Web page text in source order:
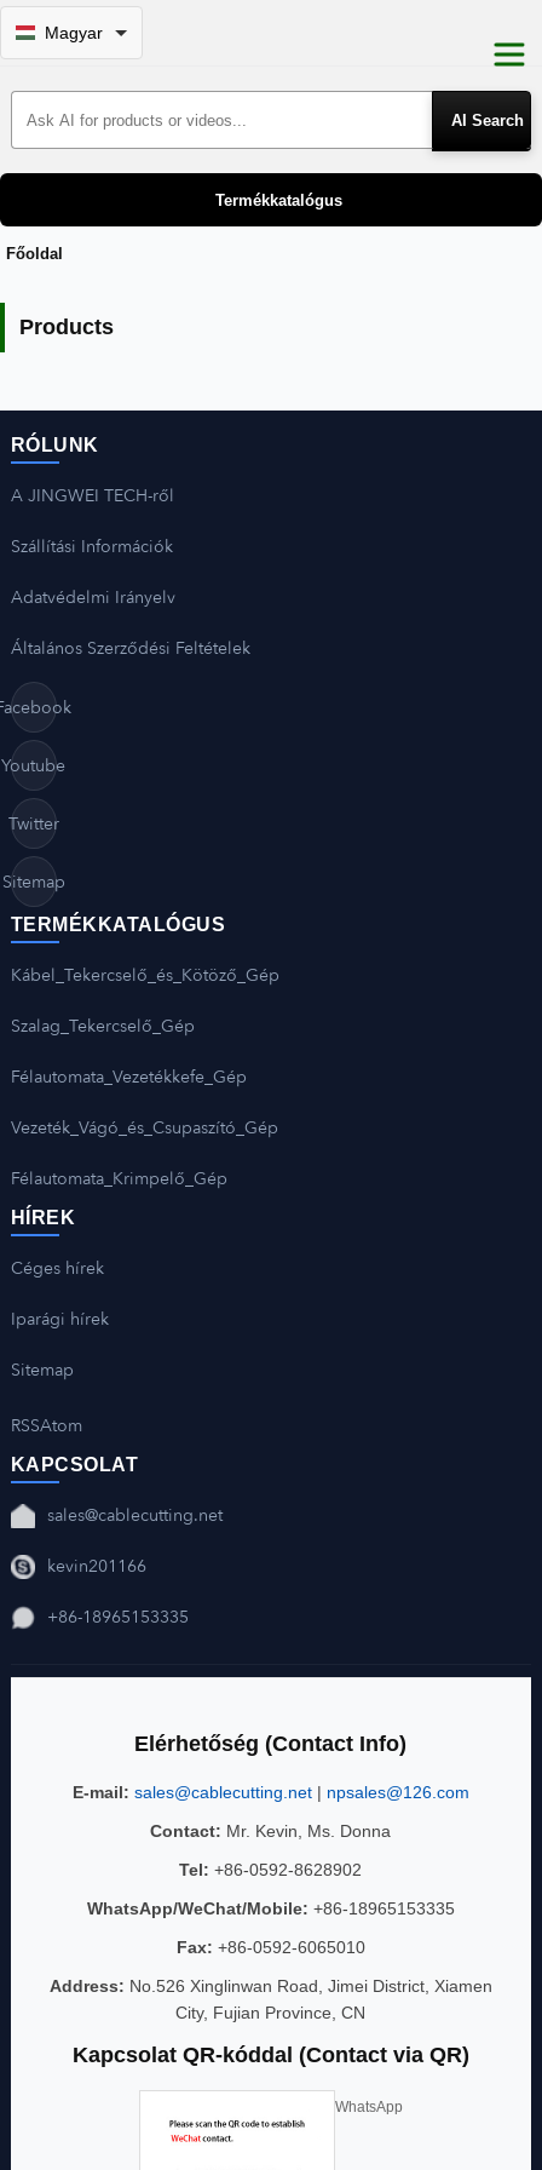
Magyar
Search Products
Termékkatalógus
Főoldal
Products
RÓLUNK
A JINGWEI TECH-ről
Szállítási Információk
Adatvédelmi Irányelv
Általános Szerződési Feltételek
Youtube
Twitter
Sitemap
TERMÉKKATALÓGUS
Kábel_Tekercselő_és_Kötöző_Gép
Szalag_Tekercselő_Gép
Félautomata_Vezetékkefe_Gép
Vezeték_Vágó_és_Csupaszító_Gép
Félautomata_Krimpelő_Gép
HÍREK
Céges hírek
Iparági hírek
Sitemap
RSSAtom
KAPCSOLAT
sales@cablecutting.net
kevin201166
+86-18965153335
Elérhetőség (Contact Info)
E-mail: sales@cablecutting.net| npsales@126.com
Contact: Mr. Kevin, Ms. Donna
Tel: +86-0592-8628902
WhatsApp/WeChat/Mobile: +86-18965153335
Fax: +86-0592-6065010
Address: No.526 Xinglinwan Road, Jimei District, Xiamen
City, Fujian Province, CN
Kapcsolat QR-kóddal (Contact via QR)
WhatsApp